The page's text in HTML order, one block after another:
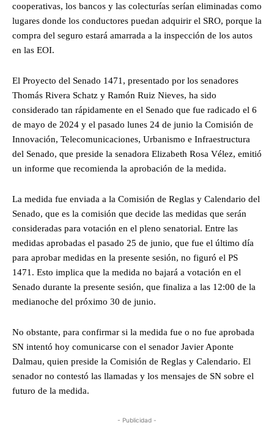
cooperativas, los bancos y las colecturías serían eliminadas como
lugares donde los conductores puedan adquirir el SRO, porque la
compra del seguro estará amarrada a la inspección de los autos
en las EOI.
El Proyecto del Senado 1471, presentado por los senadores
Thomás Rivera Schatz y Ramón Ruiz Nieves, ha sido
considerado tan rápidamente en el Senado que fue radicado el 6
de mayo de 2024 y el pasado lunes 24 de junio la Comisión de
Innovación, Telecomunicaciones, Urbanismo e Infraestructura
del Senado, que preside la senadora Elizabeth Rosa Vélez, emitió
un informe que recomienda la aprobación de la medida.
La medida fue enviada a la Comisión de Reglas y Calendario del
Senado, que es la comisión que decide las medidas que serán
consideradas para votación en el pleno senatorial. Entre las
medidas aprobadas el pasado 25 de junio, que fue el último día
para aprobar medidas en la presente sesión, no figuró el PS
1471. Esto implica que la medida no bajará a votación en el
Senado durante la presente sesión, que finaliza a las 12:00 de la
medianoche del próximo 30 de junio.
No obstante, para confirmar si la medida fue o no fue aprobada
SN intentó hoy comunicarse con el senador Javier Aponte
Dalmau, quien preside la Comisión de Reglas y Calendario. El
senador no contestó las llamadas y los mensajes de SN sobre el
futuro de la medida.
- Publicidad -